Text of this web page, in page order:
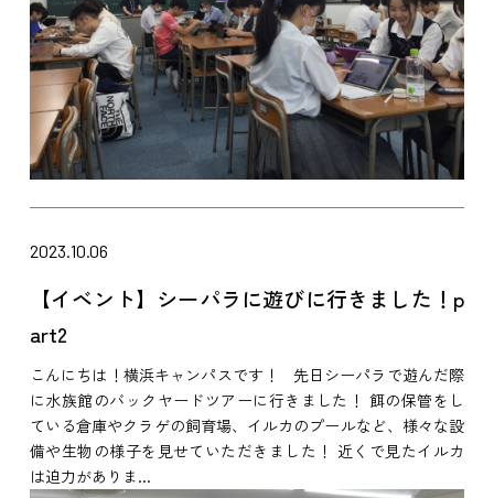
2023.10.06
【イベント】シーパラに遊びに行きました！p
art2
こんにちは！横浜キャンパスです！ 先日シーパラで遊んだ際
に水族館のバックヤードツアーに行きました！ 餌の保管をし
ている倉庫やクラゲの飼育場、イルカのプールなど、様々な設
備や生物の様子を見せていただきました！ 近くで見たイルカ
は迫力がありま...